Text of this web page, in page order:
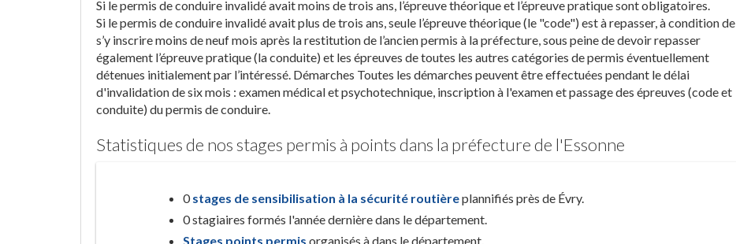
Si le permis de conduire invalidé avait moins de trois ans, l’épreuve théorique et l’épreuve pratique sont obligatoires.
Si le permis de conduire invalidé avait plus de trois ans, seule l’épreuve théorique (le "code") est à repasser, à condition de
s’y inscrire moins de neuf mois après la restitution de l’ancien permis à la préfecture, sous peine de devoir repasser
également l’épreuve pratique (la conduite) et les épreuves de toutes les autres catégories de permis éventuellement
détenues initialement par l’intéressé. Démarches Toutes les démarches peuvent être effectuées pendant le délai
d'invalidation de six mois : examen médical et psychotechnique, inscription à l'examen et passage des épreuves (code et
conduite) du permis de conduire.
Statistiques de nos stages permis à points dans la préfecture de l'Essonne
0stages de sensibilisation à la sécurité routièreplannifiés près de Évry.
0 stagiaires formés l'année dernière dans le département.
Stages points permis organisés à dans le département.